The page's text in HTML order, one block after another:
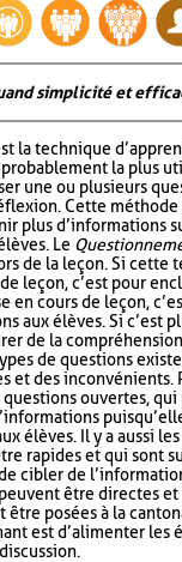
simplicité et
la technique
la plus
une ou plusieurs
Cette
plus d’informations
Le
de la leçon. Si cette
leçon, c’est pour
en cours de leçon,
aux élèves. Si c’est
de la
de questions
et des inconvénients.
questions ouvertes,
élèves. Il y a aussi
rapides et qui sont
cibler de
être directes
posées à la
est d’alimenter les